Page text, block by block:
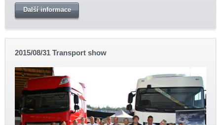
Další informace
2015/08/31 Transport show